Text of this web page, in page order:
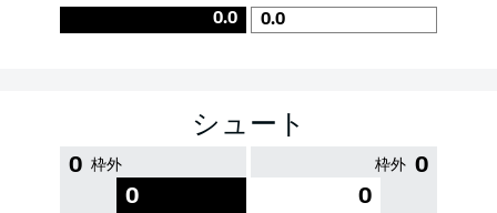
0.0 0.0
シュート
0 枠外
0
0
枠外
0